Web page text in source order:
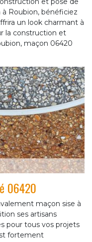
Roubion, bénéficiez
un look charmant à
la construction et
maçon 06420
06420
maçon sise à
ses artisans
pour tous vos projets
fortement